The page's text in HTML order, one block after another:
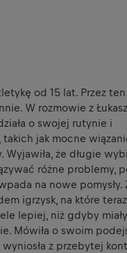
od 15 lat. Przez ten
W rozmowie z
o swojej rutynie i
takich jak mocne
Wyjawiła, że długie
różne problemy,
na nowe pomysły.
igrzysk, na które
lepiej, niż gdyby
Mówiła o swoim
z przebytej